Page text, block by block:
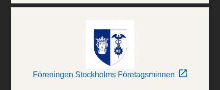
Föreningen Stockholms Företagsminnen